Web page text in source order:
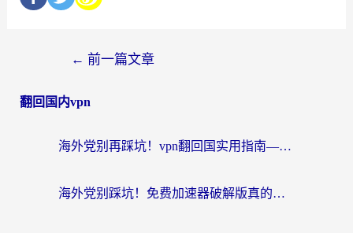
← 前一篇文章
翻回国内vpn
海外党别再踩坑！vpn翻回国实用指南——选对加速器，国内资源无缝用
海外党别踩坑！免费加速器破解版真的能用？教你无缝访问国内资源的正确姿势